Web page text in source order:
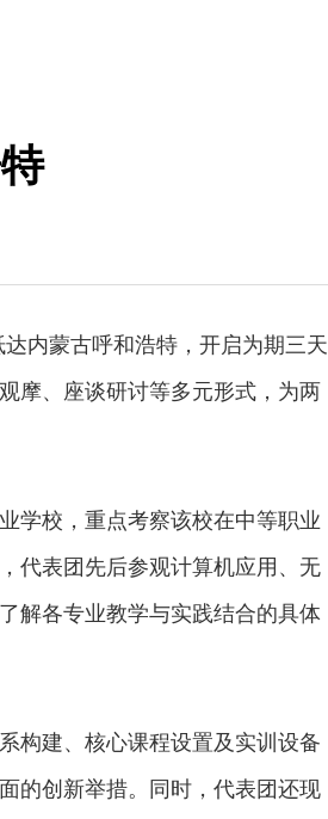
内蒙古呼和浩特，开启为期三天
摩、座谈研讨等多元形式，为两
学校，重点考察该校在中等职业
代表团先后参观计算机应用、无
解各专业教学与实践结合的具体
构建、核心课程设置及实训设备
的创新举措。同时，代表团还现